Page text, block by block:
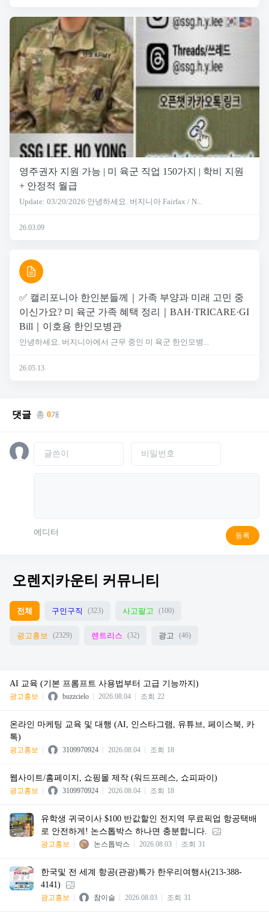
영주권자 지원 가능 | 미 육군 직업 150가지 | 학비 지원
+ 안정적 월급
Update: 03/20/2026 안녕하세요. 버지니아 Fairfax / N...
26.03.09
✅ 캘리포니아 한인분들께｜가족 부양과 미래 고민 중
이신가요? 미 육군 가족 혜택 정리｜BAH·TRICARE·GI
Bill｜이호용 한인모병관
안녕하세요. 버지니아에서 근무 중인 미 육군 한인모병...
26.05.13
댓글 총 0개
에디터 등록
오렌지카운티 커뮤니티
전체 구인구직 (323) 사고팔고 (100)
광고홍보 (2329) 렌트리스 (32) 광고 (46)
AI 교육 (기본 프롬프트 사용법부터 고급 기능까지)
광고홍보 buzzcielo 2026.08.04 조회 22
온라인 마케팅 교육 및 대행 (AI, 인스타그램, 유튜브, 페이스북, 카
톡)
광고홍보 3109970924 2026.08.04 조회 18
웹사이트/홈페이지, 쇼핑몰 제작 (워드프레스, 쇼피파이)
광고홍보 3109970924 2026.08.04 조회 18
유학생 귀국이사 $100 반값할인 전지역 무료픽업 항공택배
로 안전하게! 논스톱박스 하나면 충분합니다.
광고홍보 논스톱박스 2026.08.03 조회 31
한국및 전 세계 항공(관광)특가 한우리여행사(213-388-
4141)
광고홍보 참이슬 2026.08.03 조회 31